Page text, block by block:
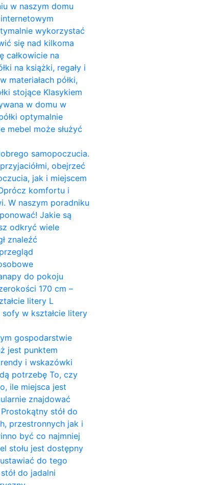
w naszym domu
wykorzystać
się nad kilkoma
całkowicie na
na książki, regały i
materiałach półki,
stojące Klasykiem
w domu w
optymalnie
mebel może służyć
samopoczucia.
obejrzeć
jak i miejscem
komfortu i
W naszym poradniku
Jakie są
odkryć wiele
znaleźć
do pokoju
170 cm –
litery L
w kształcie litery
gospodarstwie
jest punktem
i wskazówki
potrzebę To, czy
ile miejsca jest
znajdować
stół do
przestronnych jak i
być co najmniej
stołu jest dostępny
do tego
do ​​jadalni